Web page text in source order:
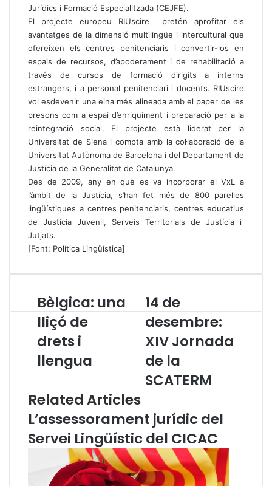
Jurídics i Formació Especialitzada (CEJFE).
El projecte europeu RIUscire pretén aprofitar els
avantatges de la dimensió multilingüe i intercultural que
ofereixen els centres penitenciaris i convertir-los en
espais de recursos, d’apoderament i de rehabilitació a
través de cursos de formació dirigits a interns
estrangers, i a personal penitenciari i docents. RIUscire
vol esdevenir una eina més alineada amb el paper de les
presons com a espai d’enriquiment i preparació per a la
reintegració social. El projecte està liderat per la
Universitat de Siena i compta amb la col·laboració de la
Universitat Autònoma de Barcelona i del Departament de
Justícia de la Generalitat de Catalunya.
Des de 2009, any en què es va incorporar el VxL a
l’àmbit de la Justícia, s’han fet més de 800 parelles
lingüístiques a centres penitenciaris, centres educatius
de Justícia Juvenil, Serveis Territorials de Justícia i
Jutjats.
[Font: Política Lingüística]
B
è
g
u
n
a
l
Bèlgica: una
lliçó de
drets i
llengua
1
4
d
e
e
s
e
b
r
e
:
X
I
14 de
desembre:
XIV Jornada
de la
SCATERM
Related Articles
L’assessorament jurídic del
Servei Lingüístic del CICAC